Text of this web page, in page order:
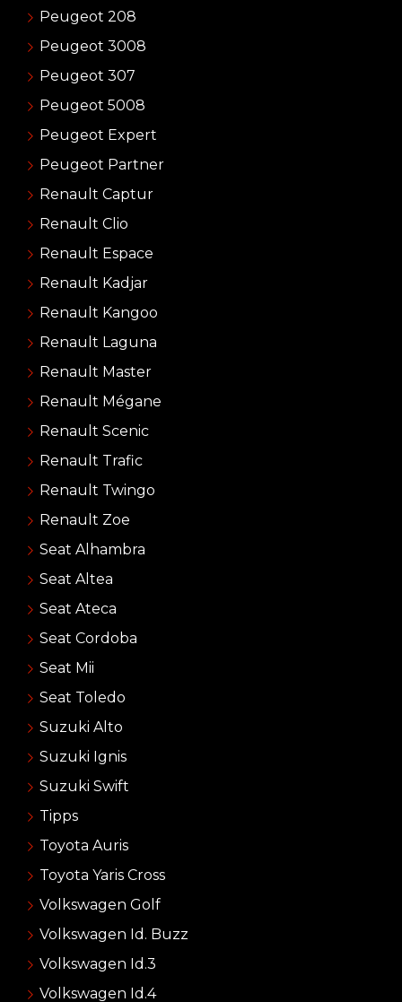
Peugeot 208
Peugeot 3008
Peugeot 307
Peugeot 5008
Peugeot Expert
Peugeot Partner
Renault Captur
Renault Clio
Renault Espace
Renault Kadjar
Renault Kangoo
Renault Laguna
Renault Master
Renault Mégane
Renault Scenic
Renault Trafic
Renault Twingo
Renault Zoe
Seat Alhambra
Seat Altea
Seat Ateca
Seat Cordoba
Seat Mii
Seat Toledo
Suzuki Alto
Suzuki Ignis
Suzuki Swift
Tipps
Toyota Auris
Toyota Yaris Cross
Volkswagen Golf
Volkswagen Id. Buzz
Volkswagen Id.3
Volkswagen Id.4